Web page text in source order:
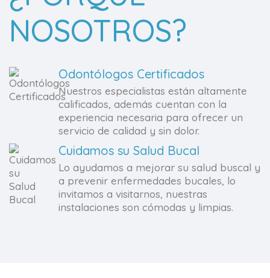
NOSOTROS?
Odontólogos Certificados
Nuestros especialistas están altamente
calificados, además cuentan con la
experiencia necesaria para ofrecer un
servicio de calidad y sin dolor.
Cuidamos su Salud Bucal
Lo ayudamos a mejorar su salud buscal y
a prevenir enfermedades bucales, lo
invitamos a visitarnos, nuestras
instalaciones son cómodas y limpias.